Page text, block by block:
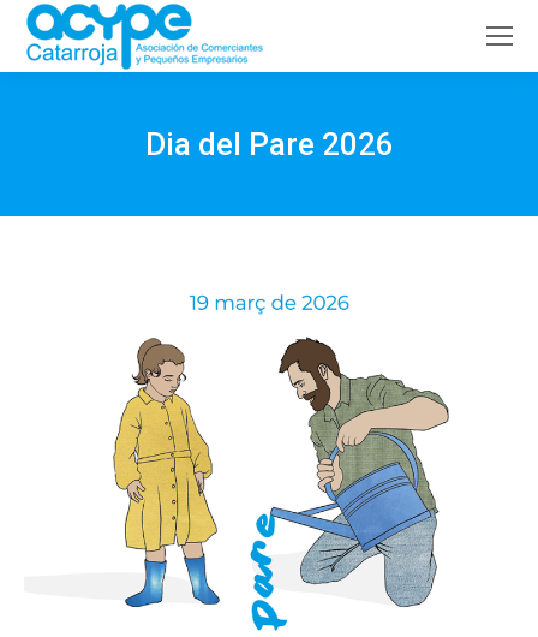
Buscar:
Dia del Pare 2026